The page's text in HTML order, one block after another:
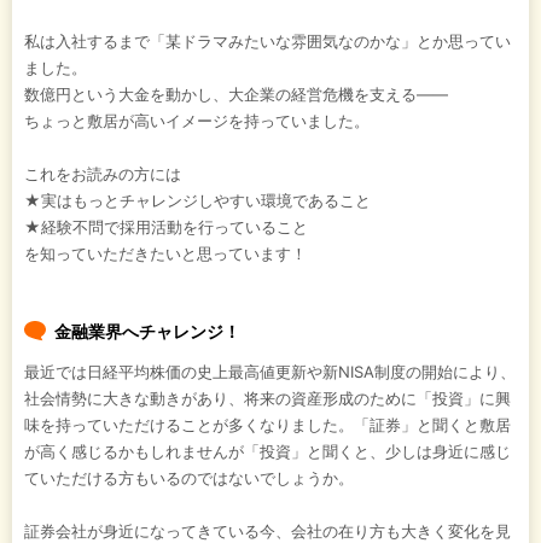
私は入社するまで「某ドラマみたいな雰囲気なのかな」とか思ってい
ました。
数億円という大金を動かし、大企業の経営危機を支える――
ちょっと敷居が高いイメージを持っていました。
これをお読みの方には
★実はもっとチャレンジしやすい環境であること
★経験不問で採用活動を行っていること
を知っていただきたいと思っています！
金融業界へチャレンジ！
最近では日経平均株価の史上最高値更新や新NISA制度の開始により、
社会情勢に大きな動きがあり、将来の資産形成のために「投資」に興
味を持っていただけることが多くなりました。「証券」と聞くと敷居
が高く感じるかもしれませんが「投資」と聞くと、少しは身近に感じ
ていただける方もいるのではないでしょうか。
証券会社が身近になってきている今、会社の在り方も大きく変化を見